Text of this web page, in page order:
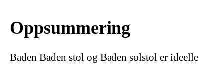
Oppsummering
Baden Baden stol og Baden solstol er ideelle